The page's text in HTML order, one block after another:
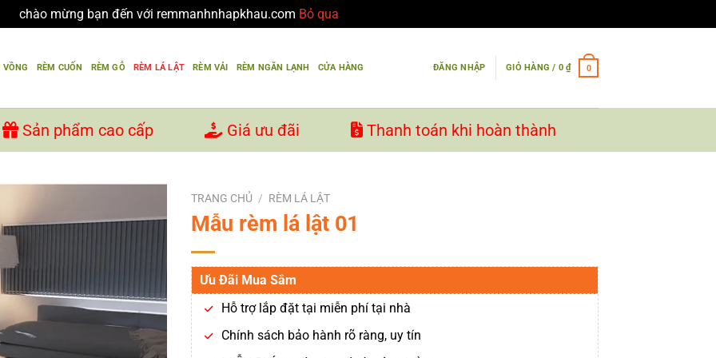
chào mừng bạn đến với remmanhnhapkhau.com Bỏ qua
VỒNG RÈM CUỐN RÈM GỖ RÈM LÁ LẬT RÈM VẢI RÈM NGĂN LẠNH CỬA HÀNG ĐĂNG NHẬP GIỎ HÀNG / 0₫ 0
Sản phẩm cao cấp Giá ưu đãi Thanh toán khi hoàn thành
TRANG CHỦ / RÈM LÁ LẬT
Mẫu rèm lá lật 01
Ưu Đãi Mua Sắm
Hỗ trợ lắp đặt tại miễn phí tại nhà
Chính sách bảo hành rõ ràng, uy tín